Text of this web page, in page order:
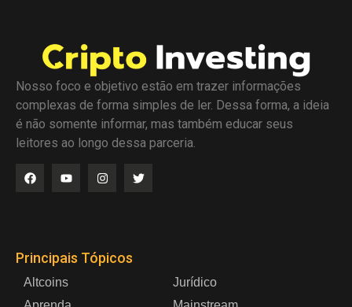
Nosso foco e objetivo estão em trazer informações
complexas de forma simples de ler. Dessa forma, a ideia
é não somente informar, mas também educar seus
leitores ao longo dessa parceria.
Principais Tópicos
Altcoins
Jurídico